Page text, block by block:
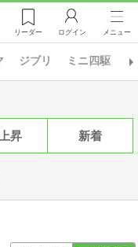
リーダー ログイン メニュー
ジブリ ミニ四駆
昇 新着